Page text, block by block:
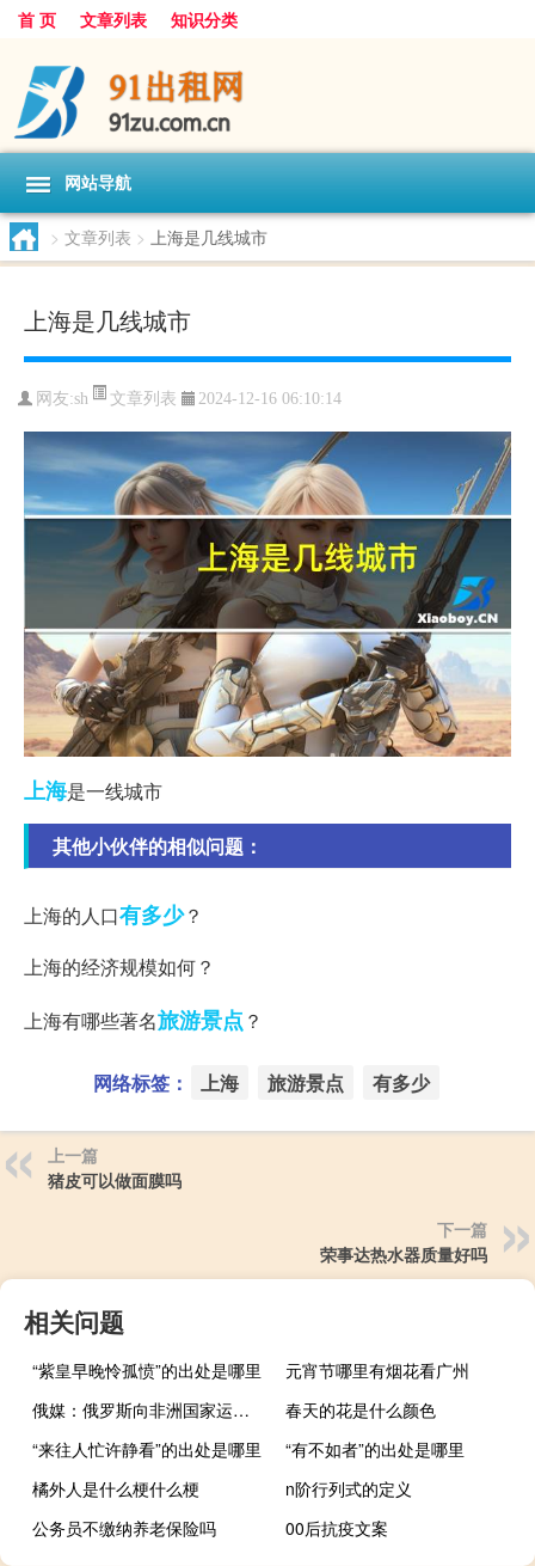
首 页 文章列表 知识分类
网站导航
> 文章列表 > 上海是几线城市
上海是几线城市
网友:sh 文章列表 2024-12-16 06:10:14
上海是一线城市
其他小伙伴的相似问题：
上海的人口有多少？
上海的经济规模如何？
上海有哪些著名旅游景点 ？
网络标签： 上海 旅游景点 有多少
上一篇
猪皮可以做面膜吗
下一篇
荣事达热水器质量好吗
相关问题
“紫皇早晚怜孤愤”的出处是哪里
元宵节哪里有烟花看广州
俄媒：俄罗斯向非洲国家运送的首批无偿粮食或在近期交付
春天的花是什么颜色
“来往人忙许静看”的出处是哪里
“有不如者”的出处是哪里
橘外人是什么梗什么梗
n阶行列式的定义
公务员不缴纳养老保险吗
00后抗疫文案